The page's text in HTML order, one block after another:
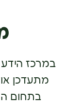
במרכז הידע
מתעדכן
בתחום